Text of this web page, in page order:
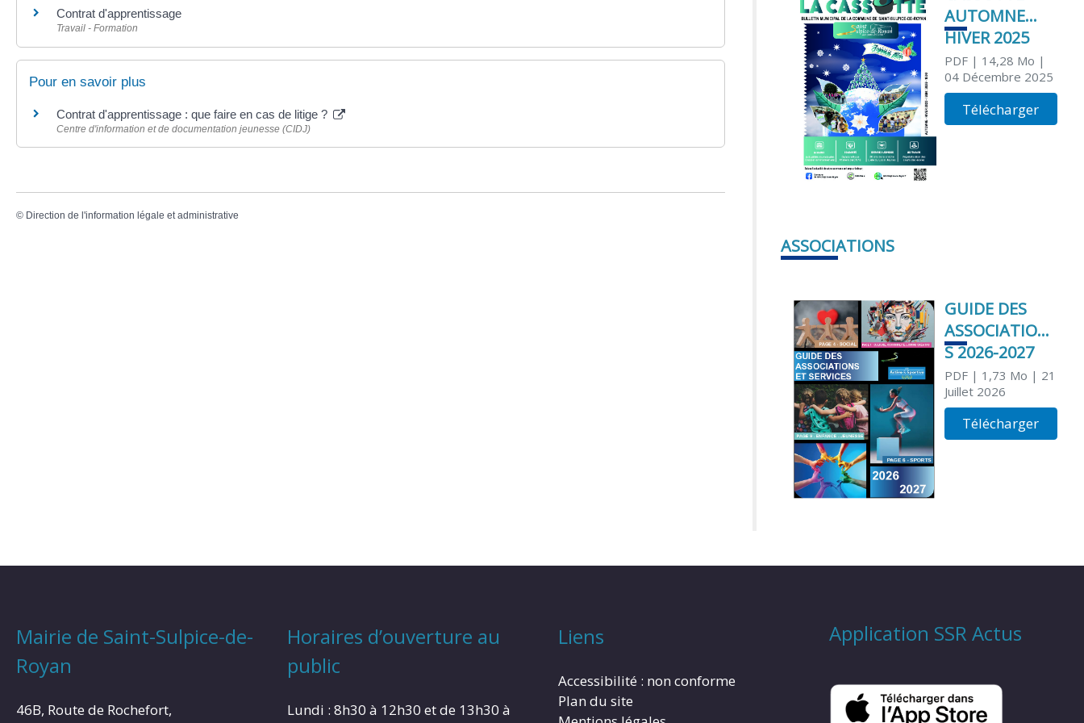
Contrat d'apprentissage
Travail - Formation
Pour en savoir plus
Contrat d'apprentissage : que faire en cas de litige ?
Centre d'information et de documentation jeunesse (CIDJ)
© Direction de l'information légale et administrative
AUTOMNE
HIVER 2025
PDF| 14,28 Mo |
04 Décembre 2025
Télécharger
ASSOCIATIONS
GUIDE DES
ASSOCIATION
S 2026-2027
PDF| 1,73 Mo | 21
Juillet 2026
Télécharger
Mairie de Saint-Sulpice-de-
Royan
46B, Route de Rochefort,
Horaires d’ouverture au
public
Lundi : 8h30 à 12h30 et de 13h30 à
Liens
Accessibilité : non conforme
Plan du site
Application SSR Actus